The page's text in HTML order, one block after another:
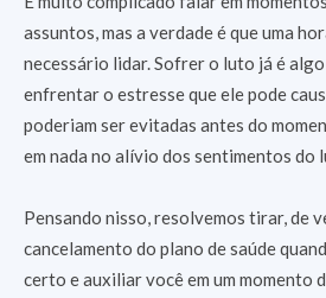
assuntos, mas a verdade é que uma
necessário lidar. Sofrer o luto já é
enfrentar o estresse que ele pode
poderiam ser evitadas antes do
em nada no alívio dos sentimentos do
Pensando nisso, resolvemos tirar, de
cancelamento do plano de saúde
certo e auxiliar você em um momento